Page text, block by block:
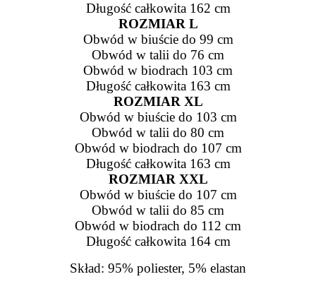
Długość całkowita 162 cm
ROZMIAR L
Obwód w biuście do 99 cm
Obwód w talii do 76 cm
Obwód w biodrach 103 cm
Długość całkowita 163 cm
ROZMIAR XL
Obwód w biuście do 103 cm
Obwód w talii do 80 cm
Obwód w biodrach do 107 cm
Długość całkowita 163 cm
ROZMIAR XXL
Obwód w biuście do 107 cm
Obwód w talii do 85 cm
Obwód w biodrach do 112 cm
Długość całkowita 164 cm
Skład: 95% poliester, 5% elastan